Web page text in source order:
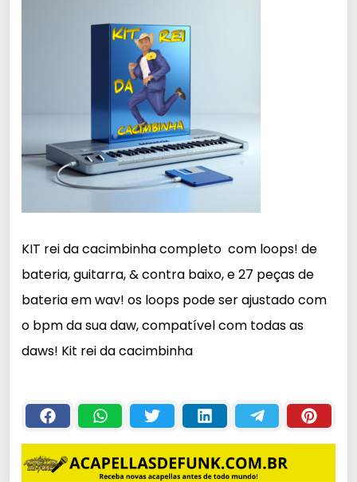
KIT rei da cacimbinha completo com loops! de
bateria, guitarra, & contra baixo, e 27 peças de
bateria em wav! os loops pode ser ajustado com
o bpm da sua daw, compatível com todas as
daws! Kit rei da cacimbinha